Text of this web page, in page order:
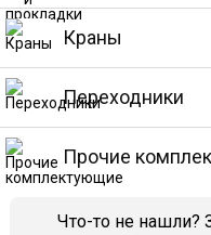
Краны
Переходники
Прочие
Что-то не нашли?